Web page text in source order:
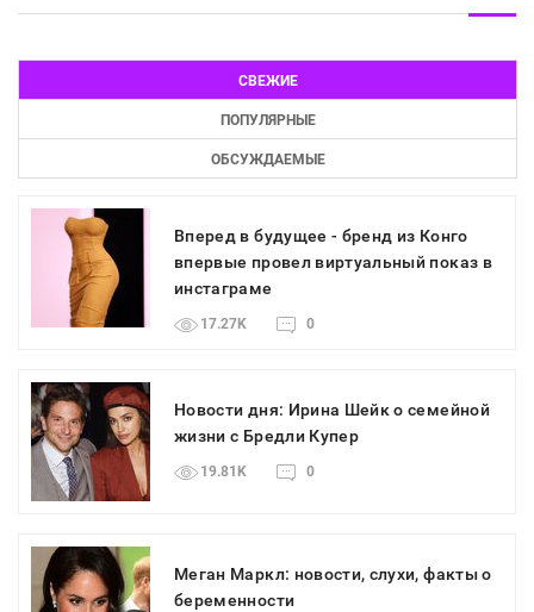
СВЕЖИЕ
ПОПУЛЯРНЫЕ
ОБСУЖДАЕМЫЕ
Вперед в будущее - бренд из Конго
впервые провел виртуальный показ в
инстаграме
17.27K 0
Новости дня: Ирина Шейк о семейной
жизни с Бредли Купер
19.81K 0
Меган Маркл: новости, слухи, факты о
беременности